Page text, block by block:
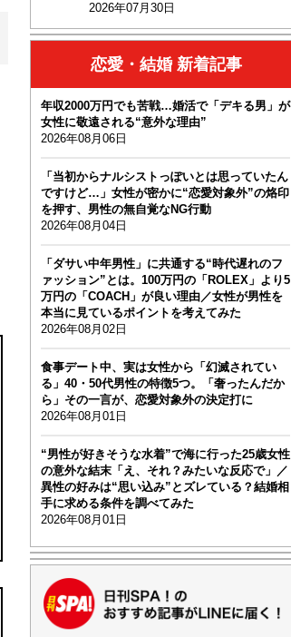
2026年07月30日
恋愛・結婚 新着記事
年収2000万円でも苦戦…婚活で「デキる男」が
女性に敬遠される“意外な理由”
2026年08月06日
「当初からナルシストっぽいとは思っていたん
ですけど…」女性が密かに“恋愛対象外”の烙印
を押す、男性の無自覚なNG行動
2026年08月04日
「ダサい中年男性」に共通する“時代遅れのフ
ァッション”とは。100万円の「ROLEX」より5
万円の「COACH」が良い理由／女性が男性を
本当に見ているポイントを考えてみた
2026年08月02日
食事デート中、実は女性から「幻滅されてい
る」40・50代男性の特徴5つ。「奢ったんだか
ら」その一言が、恋愛対象外の決定打に
2026年08月01日
“男性が好きそうな水着”で海に行った25歳女性
の意外な結末「え、それ？みたいな反応で」／
異性の好みは“思い込み”とズレている？結婚相
手に求める条件を調べてみた
2026年08月01日